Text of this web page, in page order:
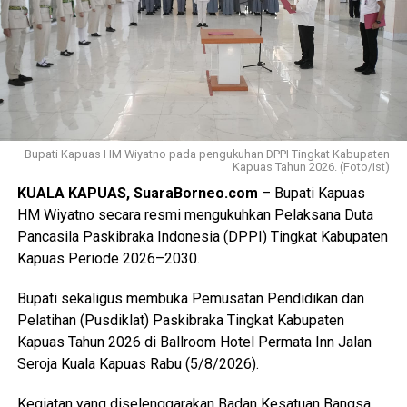
terdiri dari peserta, pembina, dan pendamping
diberangkatkan menuju Bumi Perkemahan dan Graha
Wisata (Buperta) Cibubur Jakarta, untuk mengikuti agenda
Jamnas pada 13–23 Agustus 2026.
“Mereka akan bergabung dengan Pramuka Penggalang se-
Indonesia menurut informasi juga hadir Pramuka se-Asia
Tenggara. Ini merupakan hal positif bagi perkembangan
anak-anak terutama duta Pramuka Kabupaten Kapuas,”
ujarnya. (Ujg/SB)
Views: 19
Bagikan ke
WhatsApp 0 Facebook 0
Messenger 0 Twitter/X
Bupati Kapuas HM Wiyatno pada pengukuhan DPPI Tingkat Kabupaten
Kapuas Tahun 2026. (Foto/Ist)
KUALA KAPUAS, SuaraBorneo.com – Bupati Kapuas
HM Wiyatno secara resmi mengukuhkan Pelaksana Duta
Pancasila Paskibraka Indonesia (DPPI) Tingkat Kabupaten
Kapuas Periode 2026–2030.
Bupati sekaligus membuka Pemusatan Pendidikan dan
Pelatihan (Pusdiklat) Paskibraka Tingkat Kabupaten
Kapuas Tahun 2026 di Ballroom Hotel Permata Inn Jalan
Seroja Kuala Kapuas Rabu (5/8/2026).